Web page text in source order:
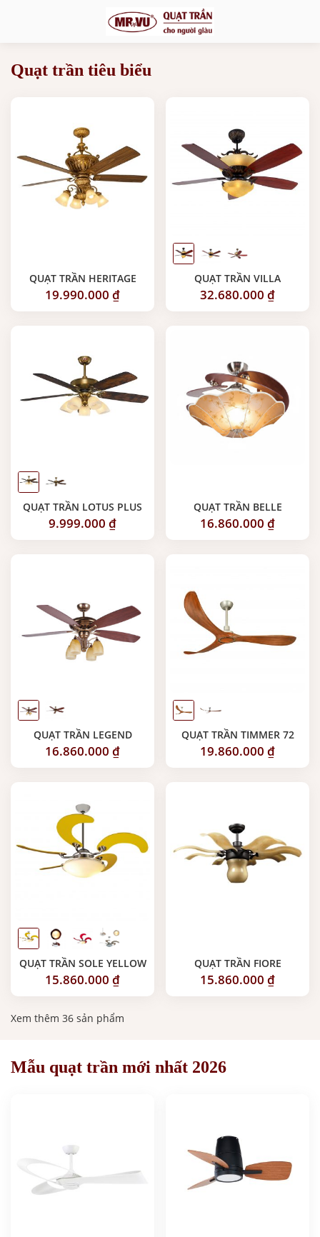
Quạt trần tiêu biểu
QUẠT TRẦN HERITAGE
19.990.000 ₫
QUẠT TRẦN VILLA
32.680.000 ₫
QUẠT TRẦN LOTUS PLUS
9.999.000 ₫
QUẠT TRẦN BELLE
16.860.000 ₫
QUẠT TRẦN LEGEND
16.860.000 ₫
QUẠT TRẦN TIMMER 72
19.860.000 ₫
QUẠT TRẦN SOLE YELLOW
15.860.000 ₫
QUẠT TRẦN FIORE
15.860.000 ₫
Xem thêm 36 sản phẩm
Mẫu quạt trần mới nhất 2026